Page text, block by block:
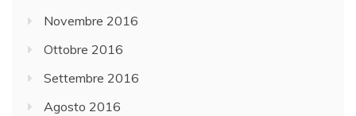
Novembre 2016
Ottobre 2016
Settembre 2016
Agosto 2016